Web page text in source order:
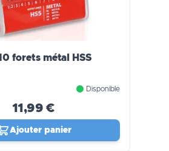
forets métal HSS
Disponible
11,99 €
Ajouter panier